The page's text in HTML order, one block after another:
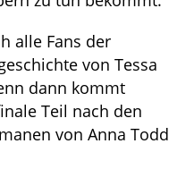
alle Fans der
von Tessa
dann kommt
Teil nach den
von Anna Todd